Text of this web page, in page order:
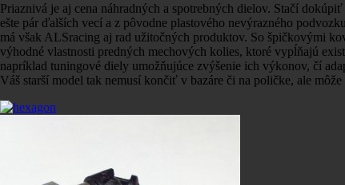
Priaznivá je aj cena náhradných a spotrebných dielov. Stačí
ešte pár ďalších vecí a z pôvodne plastového nevýrazného
má však ALSracing aj rad užitočných produktov. So špičkovými
výhodné vlastnosti predných mechových kolies, ktoré vypĺňajú
napríklad tuningové diely umožňujúce zvýšenie ich výkonov, čí
Váš starší model tak nemusí končiť v bazáre či na poličke, ale